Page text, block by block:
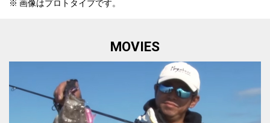
※ 画像はプロトタイプです。
MOVIES